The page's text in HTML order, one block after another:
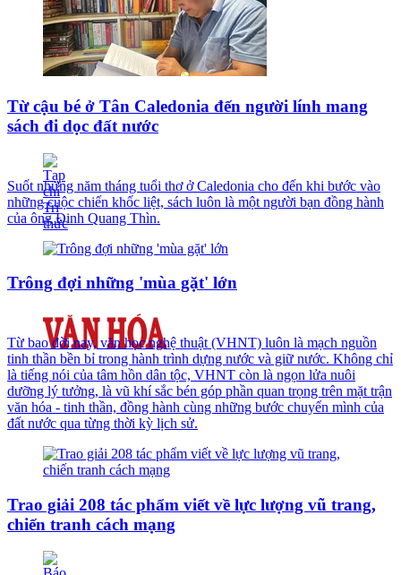
Từ cậu bé ở Tân Caledonia đến người lính mang
sách đi dọc đất nước
Suốt những năm tháng tuổi thơ ở Caledonia cho đến khi bước vào
những cuộc chiến khốc liệt, sách luôn là một người bạn đồng hành
của ông Đinh Quang Thìn.
Trông đợi những 'mùa gặt' lớn
Từ bao đời nay, văn học nghệ thuật (VHNT) luôn là mạch nguồn
tinh thần bền bỉ trong hành trình dựng nước và giữ nước. Không chỉ
là tiếng nói của tâm hồn dân tộc, VHNT còn là ngọn lửa nuôi
dưỡng lý tưởng, là vũ khí sắc bén góp phần quan trọng trên mặt trận
văn hóa - tinh thần, đồng hành cùng những bước chuyển mình của
đất nước qua từng thời kỳ lịch sử.
Trao giải 208 tác phẩm viết về lực lượng vũ trang,
chiến tranh cách mạng